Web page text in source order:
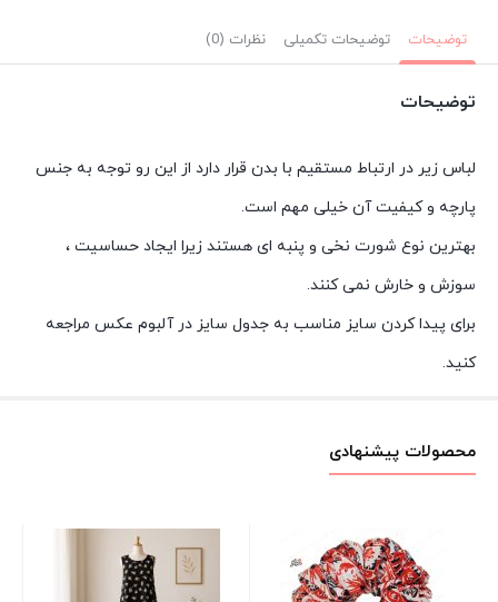
توضیحات توضیحات تکمیلی نظرات (0)
توضیحات
لباس زیر در ارتباط مستقیم با بدن قرار دارد از این رو توجه به جنس
پارچه و کیفیت آن خیلی مهم است.
بهترین نوع شورت نخی و پنبه ای هستند زیرا ایجاد حساسیت ،
سوزش و خارش نمی کنند.
برای پیدا کردن سایز مناسب به جدول سایز در آلبوم عکس مراجعه
کنید.
محصولات پیشنهادی